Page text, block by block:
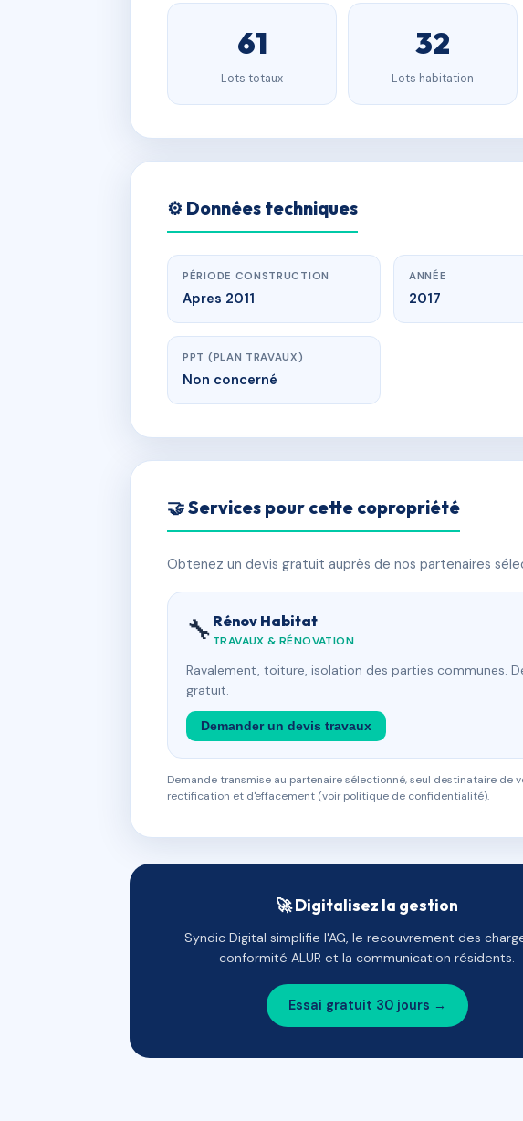
61
Lots totaux
32
Lots habitation
⚙️ Données techniques
PÉRIODE CONSTRUCTION
Apres 2011
ANNÉE
2017
PPT (PLAN TRAVAUX)
Non concerné
🤝 Services pour cette copropriété
Obtenez un devis gratuit auprès de nos partenaires
🔧 Rénov Habitat
TRAVAUX & RÉNOVATION
Ravalement, toiture, isolation des parties communes.
gratuit.
Demander un devis travaux
Demande transmise au partenaire sélectionné, seul destinataire de
rectification et d'effacement (voir politique de confidentialité).
🚀 Digitalisez la gestion
Syndic Digital simplifie l'AG, le recouvrement des
conformité ALUR et la communication résidents.
Essai gratuit 30 jours →